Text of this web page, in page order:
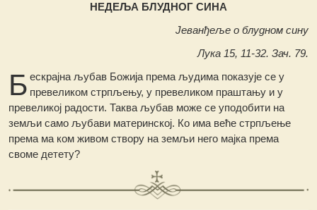
НЕДЕЉА БЛУДНОГ СИНА
Јеванђеље о блудном сину
Лука 15, 11-32. Зач. 79.
Б ескрајна љубав Божија према људима показује се у
превеликом стрпљењу, у превеликом праштању и у
превеликој радости. Таква љубав може се уподобити на
земљи само љубави материнској. Ко има веће стрпљење
према ма ком живом створу на земљи него мајка према
своме детету?